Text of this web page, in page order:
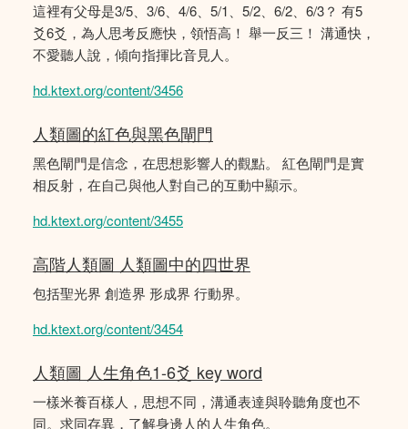
這裡有父母是3/5、3/6、4/6、5/1、5/2、6/2、6/3？ 有5
爻6爻，為人思考反應快，領悟高！ 舉一反三！ 溝通快，
不愛聽人說，傾向指揮比音見人。
hd.ktext.org/content/3456
人類圖的紅色與黑色閘門
黑色閘門是信念，在思想影響人的觀點。 紅色閘門是實
相反射，在自己與他人對自己的互動中顯示。
hd.ktext.org/content/3455
高階人類圖 人類圖中的四世界
包括聖光界 創造界 形成界 行動界。
hd.ktext.org/content/3454
人類圖 人生角色1-6爻 key word
一樣米養百樣人，思想不同，溝通表達與聆聽角度也不
同。求同存異，了解身邊人的人生角色。